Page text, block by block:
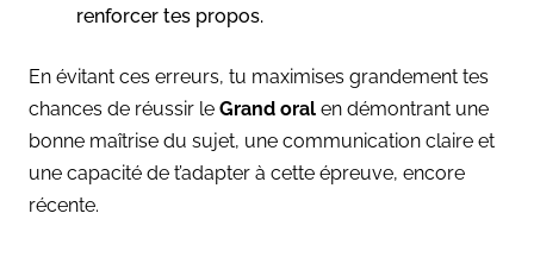
renforcer tes propos.
En évitant ces erreurs, tu maximises grandement tes
chances de réussir le Grand oral en démontrant une
bonne maîtrise du sujet, une communication claire et
une capacité de t’adapter à cette épreuve, encore
récente.